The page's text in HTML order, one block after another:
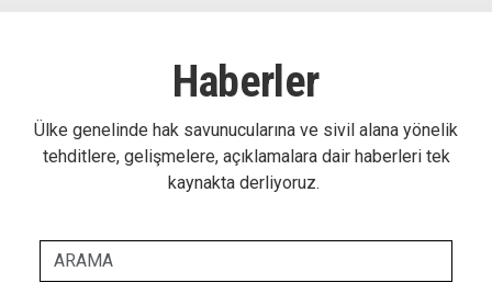
Haberler
Ülke genelinde hak savunucularına ve sivil alana yönelik
tehditlere, gelişmelere, açıklamalara dair haberleri tek
kaynakta derliyoruz.